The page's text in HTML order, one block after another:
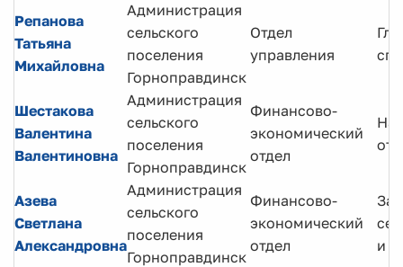
Репанова
Татьяна
Михайловна
Администрация
сельского
поселения
Горноправдинск
Отдел
управления
Шестакова
Валентина
Валентиновна
Администрация
сельского
поселения
Горноправдинск
Финансово-
экономический
отдел
Азева
Светлана
Александровна
Администрация
сельского
поселения
Горноправдинск
Финансово-
экономический
отдел
и